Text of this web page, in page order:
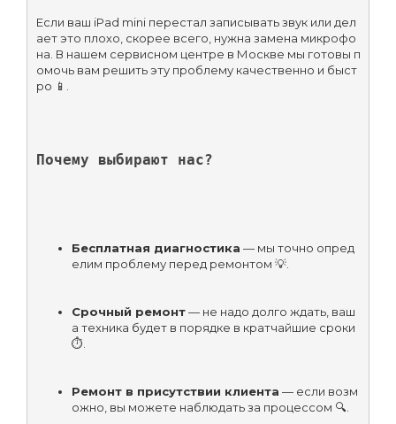
Если ваш iPad mini перестал записывать звук или дел
ает это плохо, скорее всего, нужна замена микрофо
на. В нашем сервисном центре в Москве мы готовы п
омочь вам решить эту проблему качественно и быст
ро 📱.
Почему выбирают нас?
Бесплатная диагностика — мы точно опред
елим проблему перед ремонтом 💡.
Срочный ремонт — не надо долго ждать, ваш
а техника будет в порядке в кратчайшие сроки
⏱️.
Ремонт в присутствии клиента — если возм
ожно, вы можете наблюдать за процессом 🔍.